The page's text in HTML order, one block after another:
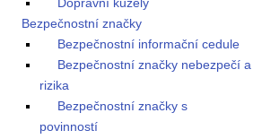
Dopravní kužely
Bezpečnostní značky
Bezpečnostní informační cedule
Bezpečnostní značky nebezpečí a
rizika
Bezpečnostní značky s
povinností